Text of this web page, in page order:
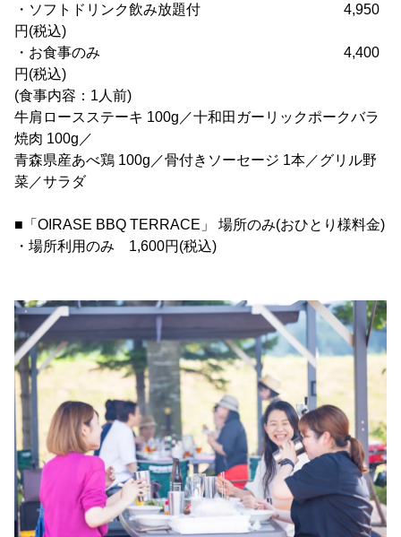
・ソフトドリンク飲み放題付 4,950
円(税込)
・お食事のみ 4,400
円(税込)
(食事内容：1人前)
牛肩ロースステーキ 100g／十和田ガーリックポークバラ
焼肉 100g／
青森県産あべ鶏 100g／骨付きソーセージ 1本／グリル野
菜／サラダ
■「OIRASE BBQ TERRACE」 場所のみ(おひとり様料金)
・場所利用のみ 1,600円(税込)